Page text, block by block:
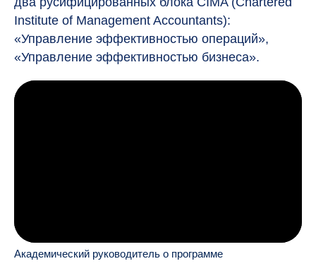
Institute of Management Accountants):
«Управление эффективностью операций»,
«Управление эффективностью бизнеса».
Академический руководитель о программе